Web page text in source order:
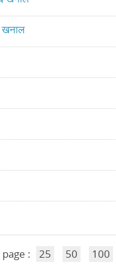
खनाल
: 25 50 100